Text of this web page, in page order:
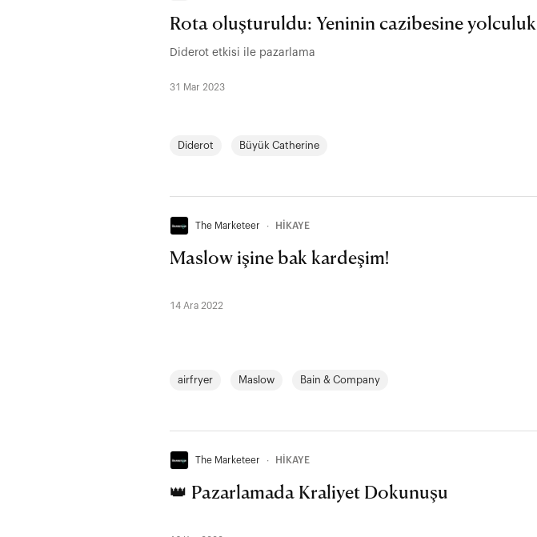
Rota oluşturuldu: Yeninin cazibesine yolculuk
Diderot etkisi ile pazarlama
31 Mar 2023
Diderot Büyük Catherine
The Marketeer ∙ HİKAYE
Maslow işine bak kardeşim!
14 Ara 2022
airfryer Maslow Bain & Company
The Marketeer ∙ HİKAYE
👑 Pazarlamada Kraliyet Dokunuşu